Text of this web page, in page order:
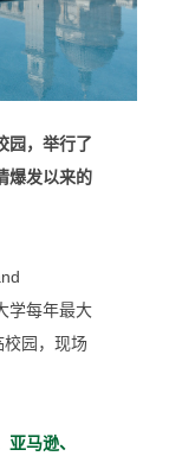
园，举行了
爆发以来的
学每年最大
校园，现场
亚马逊、